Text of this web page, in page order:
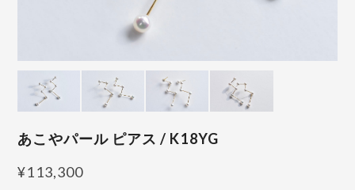
あこやパール ピアス / K18YG
¥113,300